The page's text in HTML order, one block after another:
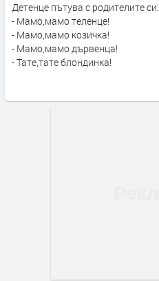
Детенце пътува с родителите си:
- Мамо,мамо теленце!
- Мамо,мамо козичка!
- Мамо,мамо дървенца!
- Тате,тате блондинка!